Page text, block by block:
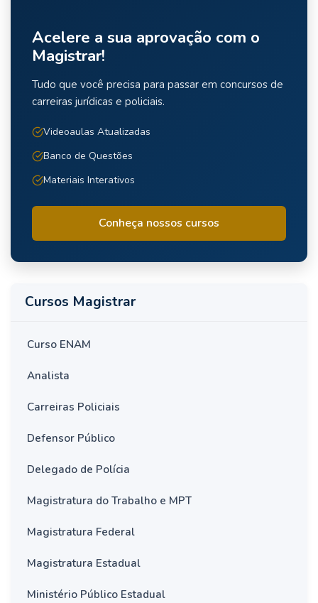
Acelere a sua aprovação com o
Magistrar!
Tudo que você precisa para passar em concursos de
carreiras jurídicas e policiais.
Videoaulas Atualizadas
Banco de Questões
Materiais Interativos
Conheça nossos cursos
Cursos Magistrar
Curso ENAM
Analista
Carreiras Policiais
Defensor Público
Delegado de Polícia
Magistratura do Trabalho e MPT
Magistratura Federal
Magistratura Estadual
Ministério Público Estadual